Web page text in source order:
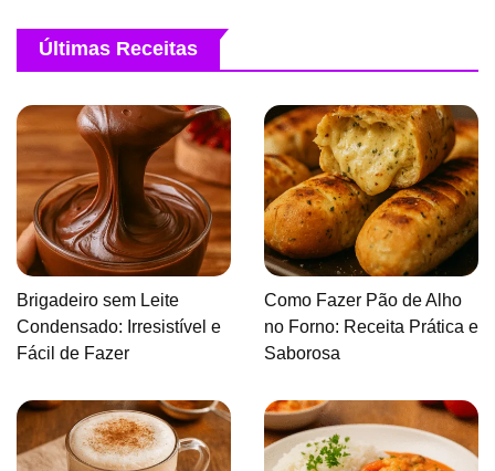
Últimas Receitas
Brigadeiro sem Leite
Condensado: Irresistível e
Fácil de Fazer
Como Fazer Pão de Alho
no Forno: Receita Prática e
Saborosa